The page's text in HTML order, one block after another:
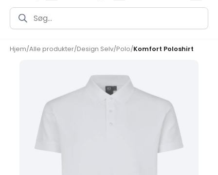
Products
search
Hjem/Alle produkter/Design Selv/Polo/Komfort Poloshirt